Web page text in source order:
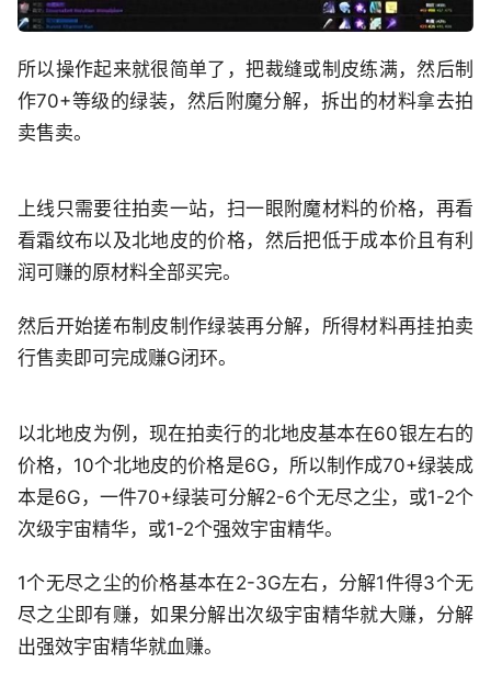
所以操作起来就很简单了，把裁缝或制皮练满，然后制
作70+等级的绿装，然后附魔分解，拆出的材料拿去拍
卖售卖。
上线只需要往拍卖一站，扫一眼附魔材料的价格，再看
看霜纹布以及北地皮的价格，然后把低于成本价且有利
润可赚的原材料全部买完。
然后开始搓布制皮制作绿装再分解，所得材料再挂拍卖
行售卖即可完成赚G闭环。
以北地皮为例，现在拍卖行的北地皮基本在60银左右的
价格，10个北地皮的价格是6G，所以制作成70+绿装成
本是6G，一件70+绿装可分解2-6个无尽之尘，或1-2个
次级宇宙精华，或1-2个强效宇宙精华。
1个无尽之尘的价格基本在2-3G左右，分解1件得3个无
尽之尘即有赚，如果分解出次级宇宙精华就大赚，分解
出强效宇宙精华就血赚。